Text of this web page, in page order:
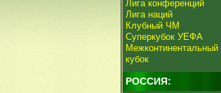
Лига конференций
Лига наций
Клубный ЧМ
Суперкубок УЕФА
Межконтинентальный
кубок
РОССИЯ: